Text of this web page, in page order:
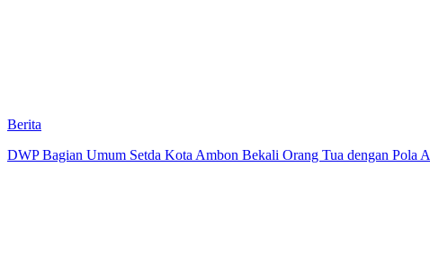
Berita
DWP Bagian Umum Setda Kota Ambon Bekali Orang Tua dengan Pola